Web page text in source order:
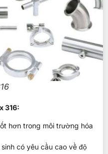
316:
hơn trong môi trường hóa
có yêu cầu cao về độ